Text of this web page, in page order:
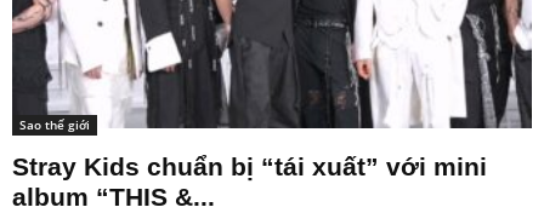
Sao thế giới
Stray Kids chuẩn bị “tái xuất” với mini
album “THIS &...